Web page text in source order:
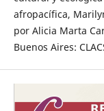
afropacífica,
por Alicia Marta
Buenos Aires: